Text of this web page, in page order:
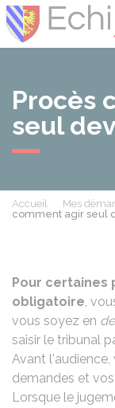
Procès
seul
Accueil Mes
comment agir seul
Pour certaines
obligatoire,
vous soyez en
saisir le tribunal
Avant
demandes et
Lorsque le